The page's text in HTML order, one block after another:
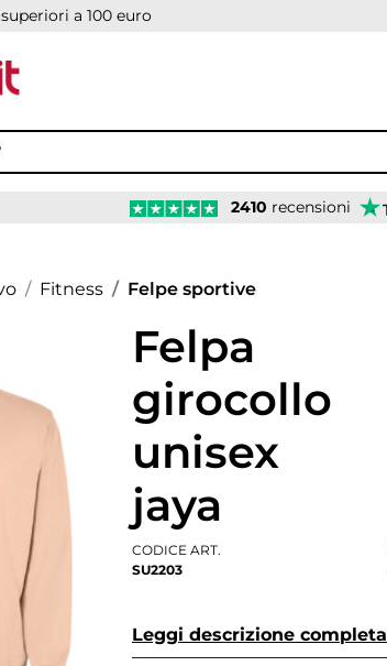
a 100 euro
2410 recensioni
Fitness Felpe sportive
Felpa
girocollo
unisex
jaya
CODICE ART.
SU2203
Leggi descrizione completa